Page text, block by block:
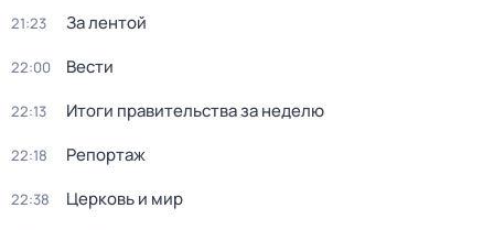
21:23 За лентой
22:00 Вести
22:13 Итоги правительства за неделю
22:18 Репортаж
22:38 Церковь и мир